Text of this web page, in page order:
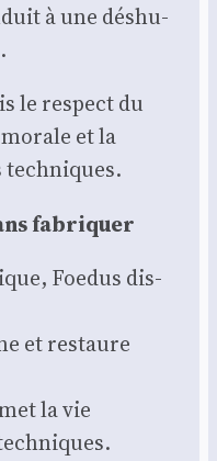
à une déshu­
le res­pect du
et la
fabri­quer
Foe­dus dis­
et res­taure
la vie